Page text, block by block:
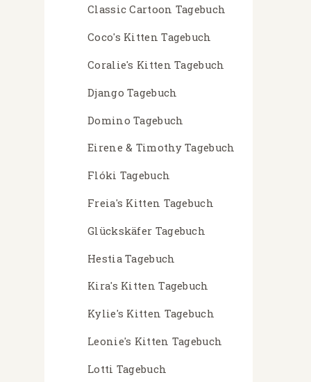
Classic Cartoon Tagebuch
Coco's Kitten Tagebuch
Coralie's Kitten Tagebuch
Django Tagebuch
Domino Tagebuch
Eirene & Timothy Tagebuch
Flóki Tagebuch
Freia's Kitten Tagebuch
Glückskäfer Tagebuch
Hestia Tagebuch
Kira's Kitten Tagebuch
Kylie's Kitten Tagebuch
Leonie's Kitten Tagebuch
Lotti Tagebuch